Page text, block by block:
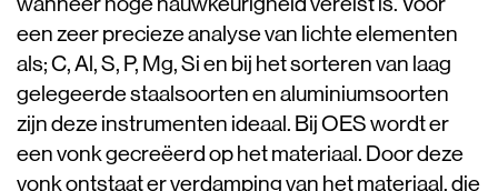
een zeer precieze analyse van lichte elementen
als; C, Al, S, P, Mg, Si en bij het sorteren van laag
gelegeerde staalsoorten en aluminiumsoorten
zijn deze instrumenten ideaal. Bij OES wordt er
een vonk gecreëerd op het materiaal. Door deze
vonk ontstaat er verdamping van het materiaal, die